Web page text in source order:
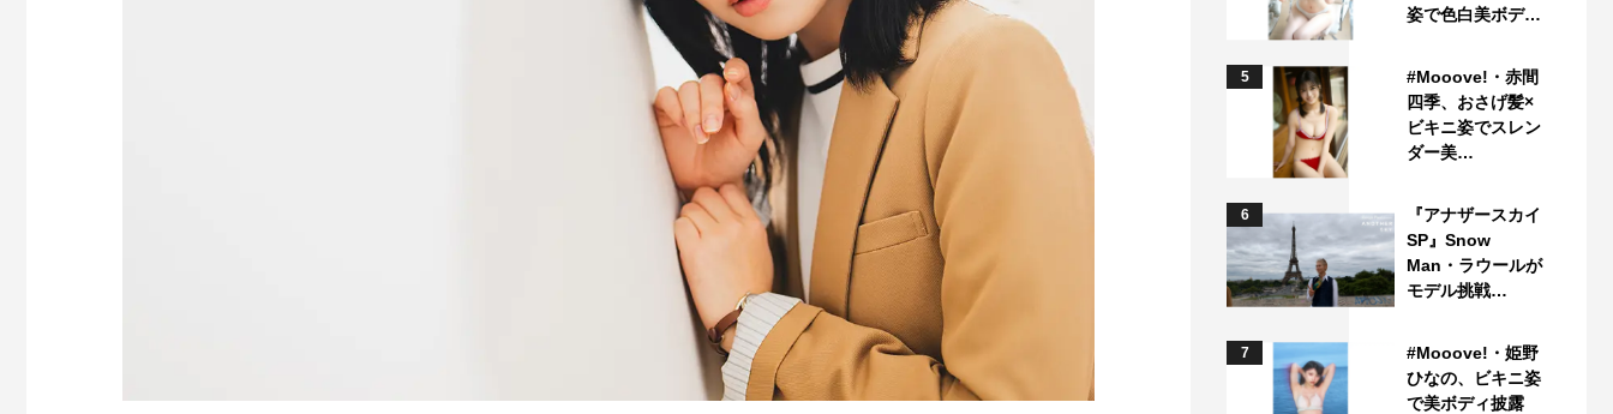
姿で色白美ボデ…
5
#Mooove!・赤間
四季、おさげ髪×
ビキニ姿でスレン
ダー美…
6
『アナザースカイ
SP』Snow
Man・ラウールが
モデル挑戦…
7
#Mooove!・姫野
ひなの、ビキニ姿
で美ボディ披露